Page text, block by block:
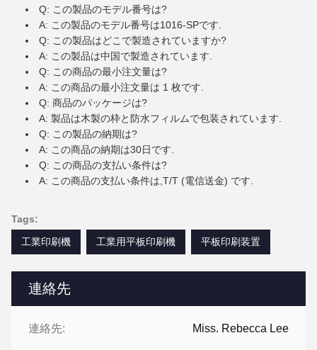
連絡先
連絡先: Miss. Rebecca Lee
Q: この製品のモデル番号は?
A: この製品のモデル番号は1016-SPです.
Q: この製品はどこで製造されていますか?
A: この製品は中国で製造されています.
Q: この商品の最小注文量は?
A: この商品の最小注文量は 1 枚です.
Q: 商品のパッケージは?
A: 製品は木製の枠と防水フィルムで包装されています.
Q: この製品の納期は?
A: この商品の納期は30日です.
Q: この商品の支払い条件は?
A: この商品の支払い条件は,T/T (電信送金) です.
Tags:
工業印刷機
工業用平板印刷機 平板印刷装置